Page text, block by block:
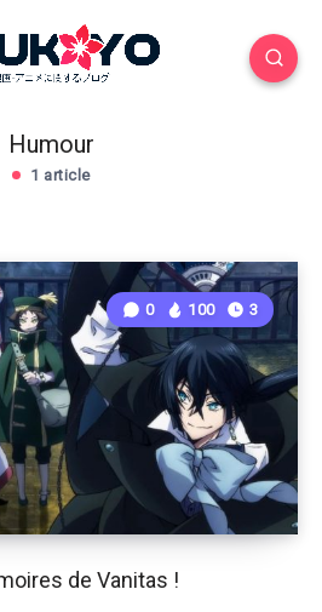
Humour
1 article
de Vanitas !
0 100 3